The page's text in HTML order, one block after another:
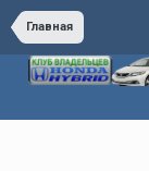
Главная